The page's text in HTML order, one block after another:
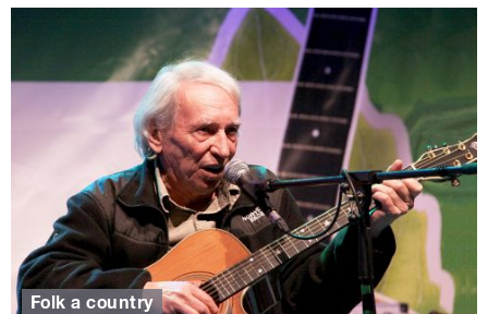
Folk a country